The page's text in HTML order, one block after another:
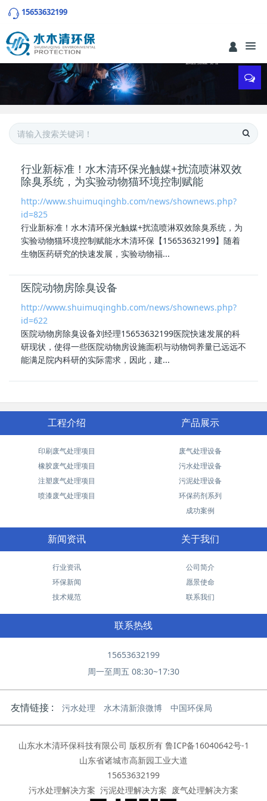
15653632199
行业新标准！水木清环保光触媒+扰流喷淋双效
除臭系统，为实验动物猫环境控制赋能
http://www.shuimuqinghb.com/news/shownews.php?
id=825
行业新标准！水木清环保光触媒+扰流喷淋双效除臭系统，为
实验动物猫环境控制赋能水木清环保【15653632199】随着
生物医药研究的快速发展，实验动物福...
医院动物房除臭设备
http://www.shuimuqinghb.com/news/shownews.php?
id=622
医院动物房除臭设备刘经理15653632199医院快速发展的科
研现状，使得一些医院动物房设施面积与动物饲养量已远远不
能满足院内科研的实际需求，因此，建...
工程介绍
印刷废气处理项目
橡胶废气处理项目
注塑废气处理项目
喷漆废气处理项目
产品展示
废气处理设备
污水处理设备
污泥处理设备
环保药剂系列
成功案例
新闻资讯
行业资讯
环保新闻
技术规范
关于我们
公司简介
愿景使命
联系我们
联系热线
15653632199
周一至周五 08:30~17:30
友情链接 : 污水处理 水木清新浪微博 中国环保局
山东水木清环保科技有限公司 版权所有 鲁ICP备16040642号-1
山东省诸城市高新园工业大道
15653632199
污水处理解决方案 污泥处理解决方案 废气处理解决方案